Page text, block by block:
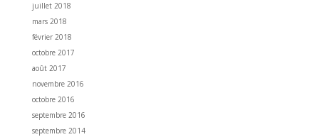
juillet 2018
mars 2018
février 2018
octobre 2017
août 2017
novembre 2016
octobre 2016
septembre 2016
septembre 2014